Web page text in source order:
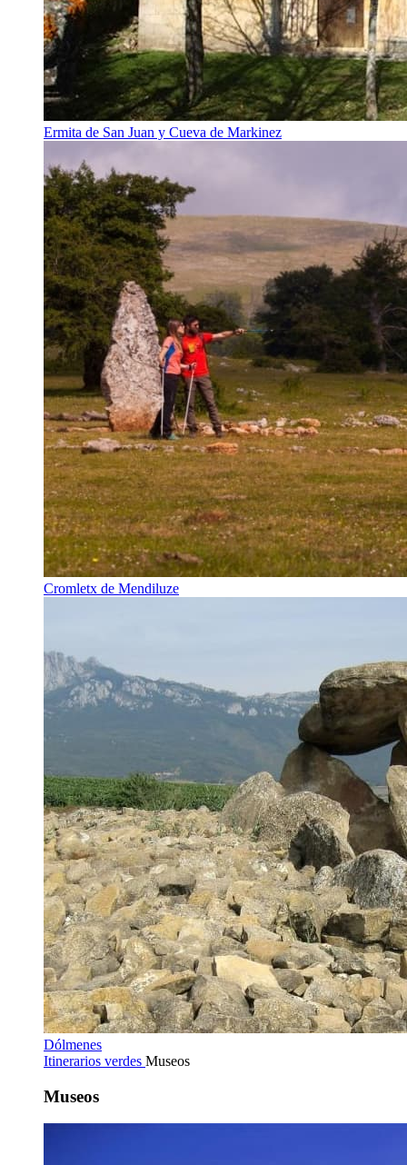
Ermita de San Juan y Cueva de Markinez
Cromletx de Mendiluze
Dólmenes
Itinerarios verdes Museos
Museos